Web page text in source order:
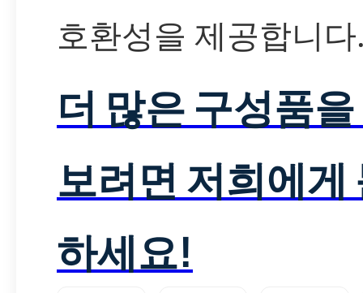
호환성을 제공합니
더 많은 구성품
보려면 저희에게
하세요!